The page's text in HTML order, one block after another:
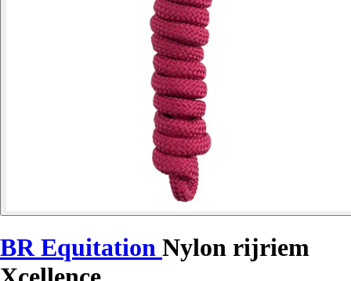
BR Equitation Nylon rijriem